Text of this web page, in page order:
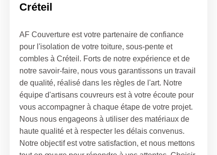
Créteil
AF Couverture est votre partenaire de confiance
pour l'isolation de votre toiture, sous-pente et
combles à Créteil. Forts de notre expérience et de
notre savoir-faire, nous vous garantissons un travail
de qualité, réalisé dans les règles de l'art. Notre
équipe d'artisans couvreurs est à votre écoute pour
vous accompagner à chaque étape de votre projet.
Nous nous engageons à utiliser des matériaux de
haute qualité et à respecter les délais convenus.
Notre objectif est votre satisfaction, et nous mettons